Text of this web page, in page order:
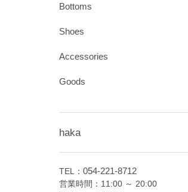
Bottoms
Shoes
Accessories
Goods
haka
TEL： 054-221-8712
営業時間：11:00 ～ 20:00